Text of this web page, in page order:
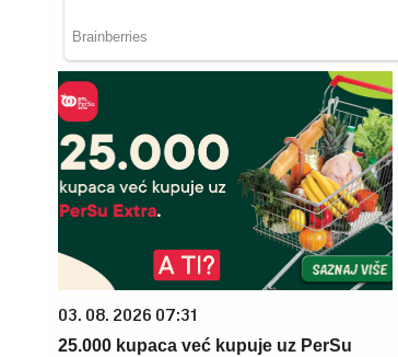
03. 08. 2026 07:31
25.000 kupaca već kupuje uz PerSu